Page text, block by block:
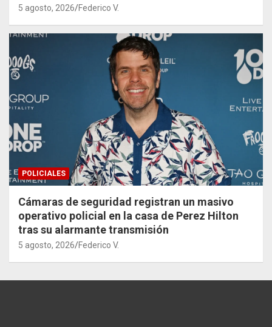
5 agosto, 2026 Federico V.
POLICIALES
Cámaras de seguridad registran un masivo
operativo policial en la casa de Perez Hilton
tras su alarmante transmisión
5 agosto, 2026 Federico V.